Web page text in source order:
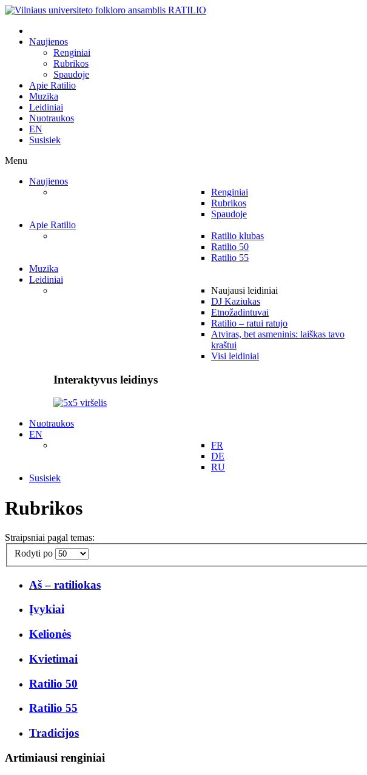
Naujienos
Renginiai
Rubrikos
Spaudoje
Apie Ratilio
Muzika
Leidiniai
Nuotraukos
EN
Susisiek
Menu
Naujienos
Renginiai
Rubrikos
Spaudoje
Apie Ratilio
Ratilio klubas
Ratilio 50
Ratilio 55
Muzika
Leidiniai
Naujausi leidiniai
DJ Kaziukas
Etnožadintuvai
Ratilio – ratui ratujo
Atviras, bet asmeninis: laiškas tavo
kraštui
Visi leidiniai
Interaktyvus leidinys
Nuotraukos
EN
FR
DE
RU
Susisiek
Rubrikos
Straipsniai pagal temas:
Rodyti po
Aš – ratiliokas
Įvykiai
Kelionės
Kvietimai
Ratilio 50
Ratilio 55
Tradicijos
Artimiausi renginiai